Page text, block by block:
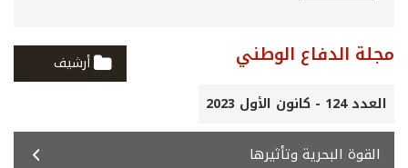
مجلة الدفاع الوطني
أرشيف
العدد 124 - كانون الأول 2023
القوة البحرية وتأثيرها